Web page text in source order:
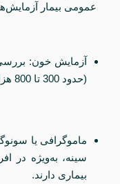
عمومی بیمار
آزمایش خون:
(حدود 300 تا 800 هزار تومان).
ماموگرافی یا
بیماری دارند.